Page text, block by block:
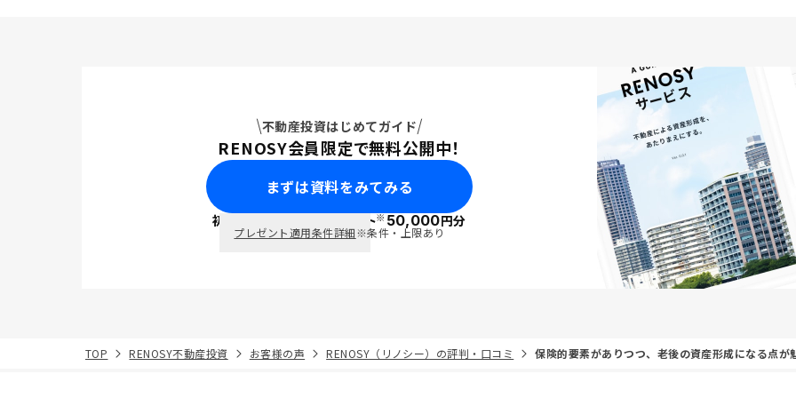
不動産投資はじめてガイド
RENOSY会員限定で無料公開中！
まずは資料をみてみる
初回面談で ポイント※50,000円分
プレゼント適用条件詳細※条件・上限あり
TOP RENOSY不動産投資 お客様の声 RENOSY（リノシー）の評判・口コミ 保険的要素がありつつ、老後の資産形成になる点が